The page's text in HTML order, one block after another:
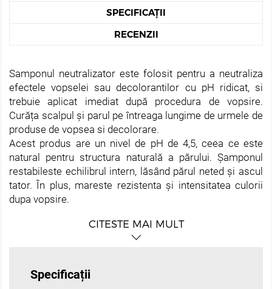
SPECIFICAȚII
RECENZII
Samponul neutralizator este folosit pentru a neutraliza
efectele vopselei sau decolorantilor cu pH ridicat, si
trebuie aplicat imediat după procedura de vopsire.
Curăța scalpul și parul pe întreaga lungime de urmele de
produse de vopsea si decolorare.
Acest produs are un nivel de pH de 4,5, ceea ce este
natural pentru structura naturală a părului. Șamponul
restabileste echilibrul intern, lăsând părul neted și ascul
tator. În plus, mareste rezistenta și intensitatea culorii
dupa vopsire.
Mod de aplicare:Clătiți vopseaua de păr. Aplicați
șamponul pe părul umed, inspumati, clătiți cu apă caldă.
CITESTE MAI MULT
Specificații